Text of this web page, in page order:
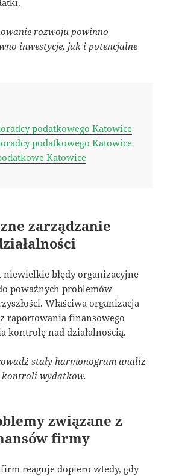
rozwoju powinno
inwestycje, jak i potencjalne
podatkowego Katowice
podatkowego Katowice
Katowice
zarządzanie
niewielkie błędy organizacyjne
poważnych problemów
Właściwa organizacja
raportowania finansowego
kontrolę nad działalnością.
stały harmonogram analiz
kontroli wydatków.
związane z
firmy
reaguje dopiero wtedy, gdy